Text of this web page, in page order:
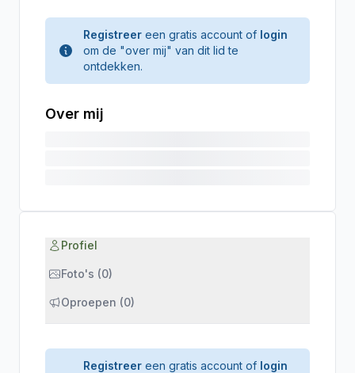
Registreer een gratis account of login
om de "over mij" van dit lid te
ontdekken.
Over mij
Profiel
Foto's (0)
Oproepen (0)
Registreer een gratis account of login